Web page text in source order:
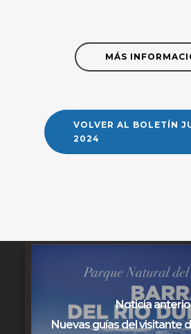
MÁS
VOLVER AL BOLETÍN
2024
Noticia
Nuevas guías del visitante